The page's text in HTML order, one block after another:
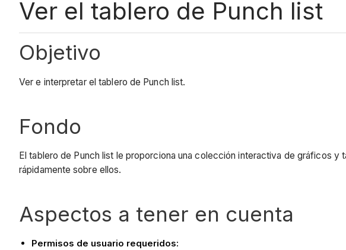
Ver el tablero de Punch list
Objetivo
Ver e interpretar el tablero de Punch list.
Fondo
El tablero de Punch list le proporciona una colección interactiva de gráficos
rápidamente sobre ellos.
Aspectos a tener en cuenta
Permisos de usuario requeridos: